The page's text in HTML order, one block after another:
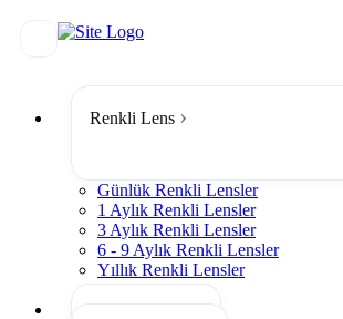
Renkli Lens
Günlük Renkli Lensler
1 Aylık Renkli Lensler
3 Aylık Renkli Lensler
6 - 9 Aylık Renkli Lensler
Yıllık Renkli Lensler